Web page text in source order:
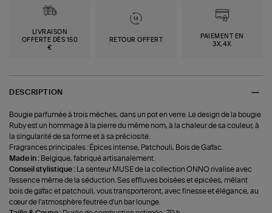
LIVRAISON
OFFERTE DÈS 150
€
RETOUR OFFERT
PAIEMENT EN
3X,4X
DESCRIPTION
Bougie parfumée à trois mèches, dans un pot en verre. Le design de la bougie
Ruby est un hommage à la pierre du même nom, à la chaleur de sa couleur, à
la singularité de sa forme et à sa préciosité.
Fragrances principales : Épices intense, Patchouli, Bois de Gaïac.
Made in : Belgique, fabriqué artisanalement.
Conseil stylistique :
La senteur MUSE de la collection ONNO rivalise avec
l'essence même de la séduction. Ses effluves boisées et épicées, mêlant
bois de gaïac et patchouli, vous transporteront, avec finesse et élégance, au
cœur de l'atmosphère feutrée d'un bar lounge.